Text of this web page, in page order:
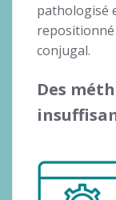
pathologisé
conjugal.
Des